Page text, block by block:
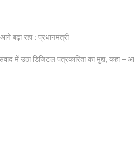
बढ़ा रहा : प्रधानमंत्री
में उठा डिजिटल पत्रकारिता का मुद्दा, कहा –